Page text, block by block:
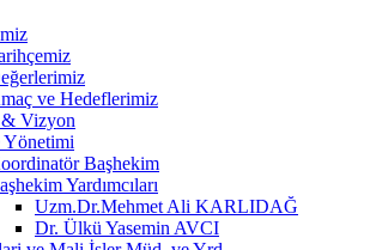
ve Hedeflerimiz
Vizyon
Yönetimi
Başhekim
Yardımcıları
Uzm.Dr.Mehmet Ali KARLIDAĞ
Dr. Ülkü Yasemin AVCI